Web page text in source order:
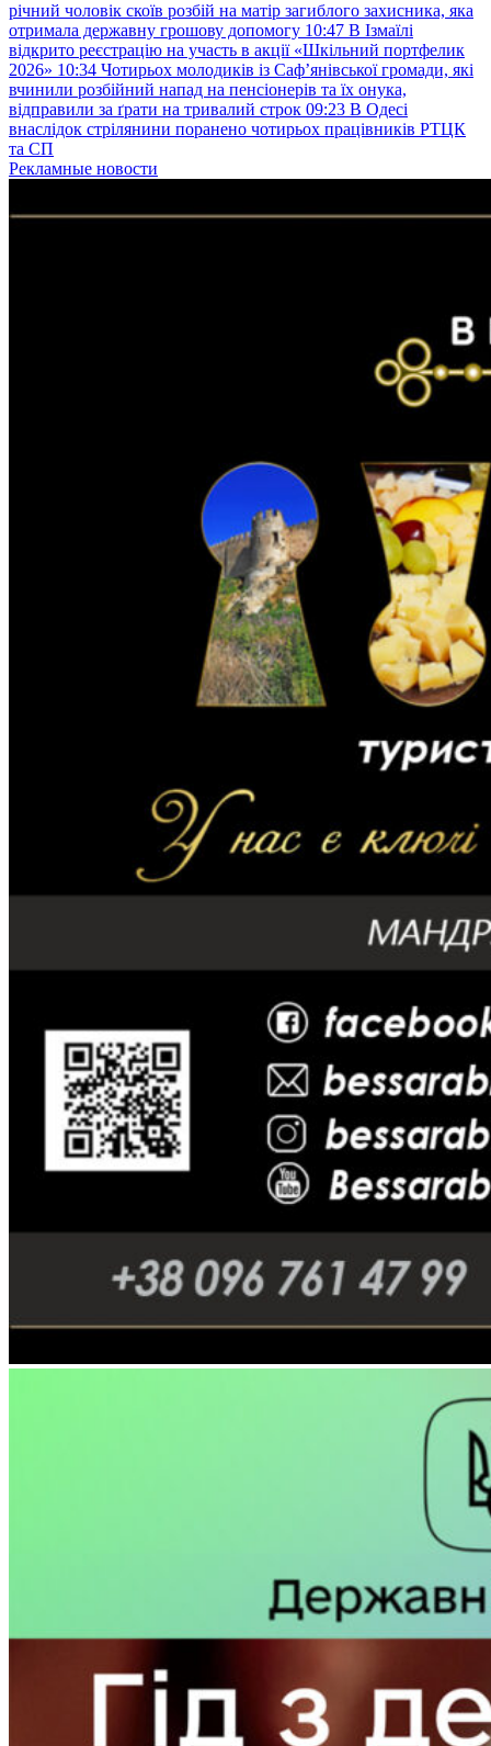
річний чоловік скоїв розбій на матір загиблого захисника, яка
отримала державну грошову допомогу 10:47 В Ізмаїлі
відкрито реєстрацію на участь в акції «Шкільний портфелик
2026» 10:34 Чотирьох молодиків із Саф’янівської громади, які
вчинили розбійний напад на пенсіонерів та їх онука,
відправили за ґрати на тривалий строк 09:23 В Одесі
внаслідок стрілянини поранено чотирьох працівників РТЦК
та СП
Рекламные новости